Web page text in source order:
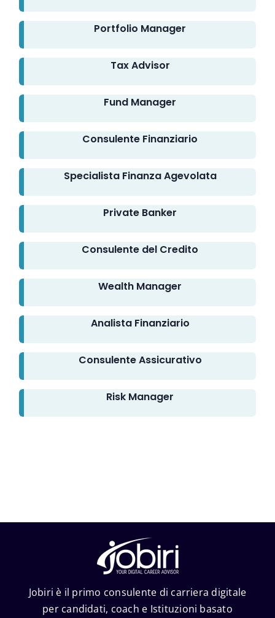
Portfolio Manager
Tax Advisor
Fund Manager
Consulente Finanziario
Specialista Finanza Agevolata
Private Banker
Consulente del Credito
Wealth Manager
Analista Finanziario
Consulente Assicurativo
Risk Manager
Jobiri è il primo consulente di carriera digitale
per candidati, coach e Istituzioni basato